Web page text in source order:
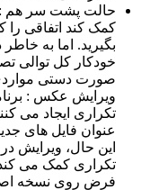
حالت پشت سر هم :
کمک کند اتفاقی
خودکار کل توالی
صورت دستی مواردی
ویرایش عکس :
تکراری ایجاد می
عنوان فایل های
تکراری کمک می
فرض روی نسخه